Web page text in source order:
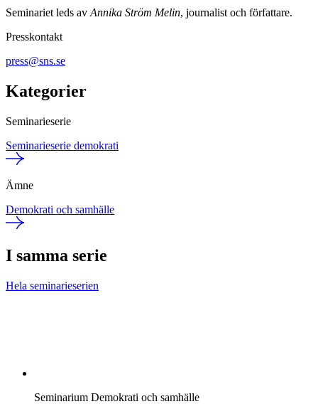
Seminariet leds av Annika Ström Melin, journalist och författare.
Presskontakt
press@sns.se
Kategorier
Seminarieserie
Seminarieserie demokrati
Ämne
Demokrati och samhälle
I samma serie
Hela seminarieserien
Seminarium Demokrati och samhälle